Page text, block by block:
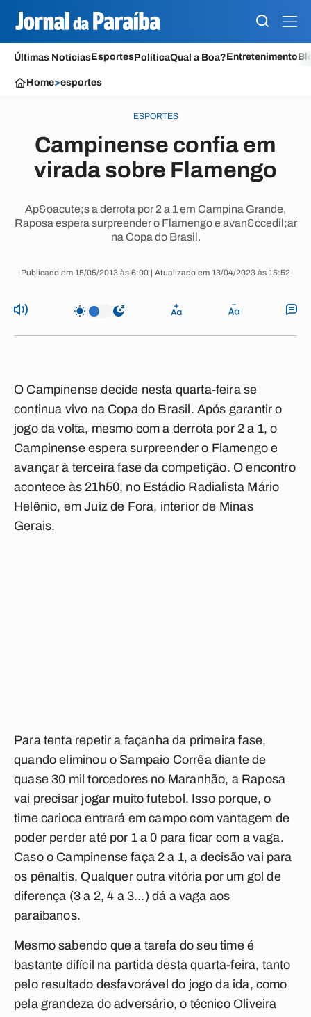
Últimas NotíciasEsportesPolíticaQual a Boa?Entretenimento
Home>esportes
ESPORTES
Campinense confia em
virada sobre Flamengo
Ap&oacute;s a derrota por 2 a 1 em Campina Grande,
Raposa espera surpreender o Flamengo e avan&ccedil;ar
na Copa do Brasil.
Publicado em 15/05/2013 às 6:00 | Atualizado em 13/04/2023 às 15:52
O Campinense decide nesta quarta-feira se
continua vivo na Copa do Brasil. Após garantir o
jogo da volta, mesmo com a derrota por 2 a 1, o
Campinense espera surpreender o Flamengo e
avançar à terceira fase da competição. O encontro
acontece às 21h50, no Estádio Radialista Mário
Helênio, em Juiz de Fora, interior de Minas
Gerais.
Para tenta repetir a façanha da primeira fase,
quando eliminou o Sampaio Corrêa diante de
quase 30 mil torcedores no Maranhão, a Raposa
vai precisar jogar muito futebol. Isso porque, o
time carioca entrará em campo com vantagem de
poder perder até por 1 a 0 para ficar com a vaga.
Caso o Campinense faça 2 a 1, a decisão vai para
os pênaltis. Qualquer outra vitória por um gol de
diferença (3 a 2, 4 a 3...) dá a vaga aos
paraibanos.
Mesmo sabendo que a tarefa do seu time é
bastante difícil na partida desta quarta-feira, tanto
pelo resultado desfavorável do jogo da ida, como
pela grandeza do adversário, o técnico Oliveira